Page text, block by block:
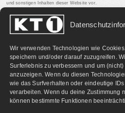
Wir verwenden Technologien wie
speichern und/oder darauf zuzugreifen.
Surferlebnis zu verbessern und um
anzuzeigen. Wenn du diesen
wie das Surfverhalten oder eindeutige
verarbeiten. Wenn du deine Zustimmung
können bestimmte Funktionen
und sonstigen Inhalten dieser Website vor.
PARTNERLINKS: